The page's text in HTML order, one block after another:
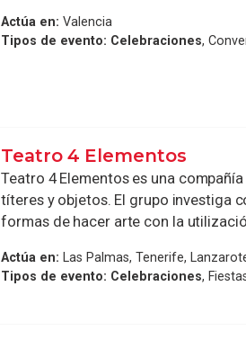
Actúa en: Valencia
Tipos de evento: Celebraciones,
Teatro 4 Elementos
Teatro 4 Elementos es una
títeres y objetos. El grupo investiga
formas de hacer arte con la
Actúa en: Las Palmas, Tenerife,
Tipos de evento: Celebraciones,